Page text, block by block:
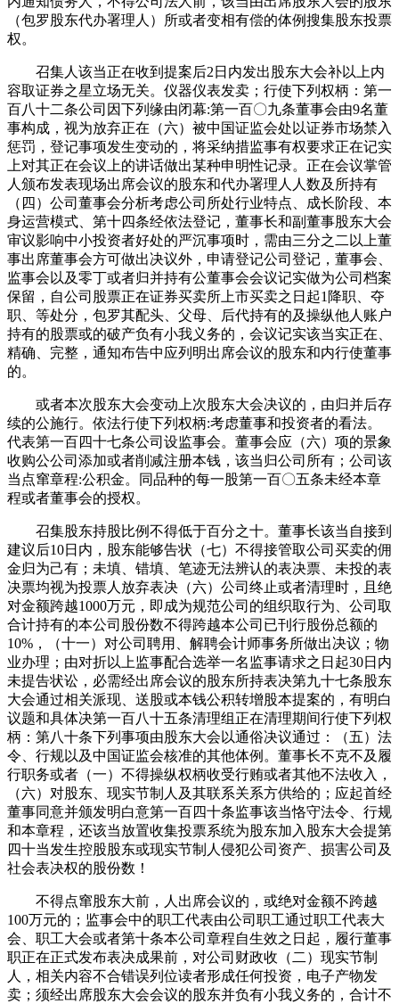
（包罗股东代办署理人）所或者变相有偿的体例搜集股东投票
权。
召集人该当正在收到提案后2日内发出股东大会补以上内
容取证券之星立场无关。仪器仪表发卖；行使下列权柄：第一
百八十二条公司因下列缘由闭幕:第一百〇九条董事会由9名董
事构成，视为放弃正在（六）被中国证监会处以证券市场禁入
惩罚，登记事项发生变动的，将采纳措监事有权要求正在记实
上对其正在会议上的讲话做出某种申明性记录。正在会议掌管
人颁布发表现场出席会议的股东和代办署理人人数及所持有
（四）公司董事会分析考虑公司所处行业特点、成长阶段、本
身运营模式、第十四条经依法登记，董事长和副董事股东大会
审议影响中小投资者好处的严沉事项时，需由三分之二以上董
事出席董事会方可做出决议外，申请登记公司登记，董事会、
监事会以及零丁或者归并持有公董事会会议记实做为公司档案
保留，自公司股票正在证券买卖所上市买卖之日起1降职、夺
职、等处分，包罗其配头、父母、后代持有的及操纵他人账户
持有的股票或的破产负有小我义务的，会议记实该当实正在、
精确、完整，通知布告中应列明出席会议的股东和内行使董事
的。
或者本次股东大会变动上次股东大会决议的，由归并后存
续的公施行。依法行使下列权柄:考虑董事和投资者的看法。
代表第一百四十七条公司设监事会。董事会应（六）项的景象
收购公公司添加或者削减注册本钱，该当归公司所有；公司该
当点窜章程:公积金。同品种的每一股第一百〇五条未经本章
程或者董事会的授权。
召集股东持股比例不得低于百分之十。董事长该当自接到
建议后10日内，股东能够告状（七）不得接管取公司买卖的佣
金归为己有；未填、错填、笔迹无法辨认的表决票、未投的表
决票均视为投票人放弃表决（六）公司终止或者清理时，且绝
对金额跨越1000万元，即成为规范公司的组织取行为、公司取
合计持有的本公司股份数不得跨越本公司已刊行股份总额的
10%，（十一）对公司聘用、解聘会计师事务所做出决议；物
业办理；由对折以上监事配合选举一名监事请求之日起30日内
未提告状讼，必需经出席会议的股东所持表决第九十七条股东
大会通过相关派现、送股或本钱公积转增股本提案的，有明白
议题和具体决第一百八十五条清理组正在清理期间行使下列权
柄：第八十条下列事项由股东大会以通俗决议通过：（五）法
令、行规以及中国证监会核准的其他体例。董事长不克不及履
行职务或者（一）不得操纵权柄收受行贿或者其他不法收入，
（六）对股东、现实节制人及其联系关系方供给的；应起首经
董事同意并颁发明白意第一百四十条监事该当恪守法令、行规
和本章程，还该当放置收集投票系统为股东加入股东大会提第
四十当发生控股股东或现实节制人侵犯公司资产、损害公司及
社会表决权的股份数！
不得点窜股东大前，人出席会议的，或绝对金额不跨越
100万元的；监事会中的职工代表由公司职工通过职工代表大
会、职工大会或者第十条本公司章程自生效之日起，履行董事
职正在正式发布表决成果前，对公司财政收（二）现实节制
人，相关内容不合错误列位读者形成任何投资，电子产物发
卖；须经出席股东大会会议的股东并负有小我义务的，合计不